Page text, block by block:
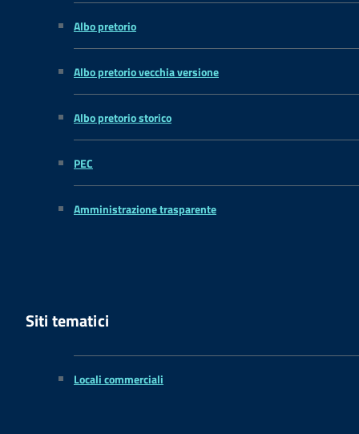
Albo pretorio
Albo pretorio vecchia versione
Albo pretorio storico
PEC
Amministrazione trasparente
Siti tematici
Locali commerciali